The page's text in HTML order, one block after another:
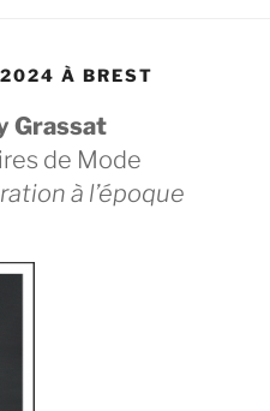
À BREST
Grassat
de Mode
à l’époque